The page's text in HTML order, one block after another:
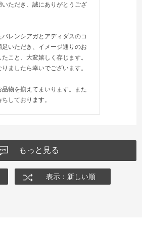
ただき、誠にありがとうござ
レンシアガとアディダスのコ
いただき、イメージ通りのお
こと、大変嬉しく存じます。
ましたら幸いでございます。
物を揃えてまいります。また
しております。
もっと見る
表示：新しい順